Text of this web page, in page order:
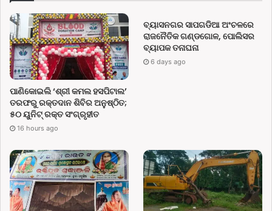
ପାଣିକୋଇଲି ‘ଶ୍ରୀ କମଲ ହସପିଟାଲ’
ତରଫରୁ ରକ୍ତଦାନ ଶିବିର ଅନୁଷ୍ଠିତ;
୫୦ ୟୁନିଟ୍ ରକ୍ତ ସଂଗ୍ରୃହୀତ
16 hours ago
ବ୍ୟାସନଗର ସାପଗଡିଆ ଅଂଚଳରେ
ରାଜନୈତିକ ଗଣ୍ଡଗୋଳ, ପୋଲିସର
ବ୍ୟାପକ ତନାଘନା
6 days ago